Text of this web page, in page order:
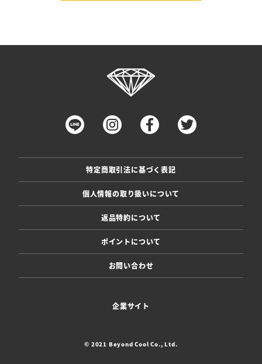
特定商取引法に基づく表記
個人情報の取り扱いについて
返品特約について
ポイントについて
お問い合わせ
企業サイト
© 2021 Beyond Cool Co., Ltd.